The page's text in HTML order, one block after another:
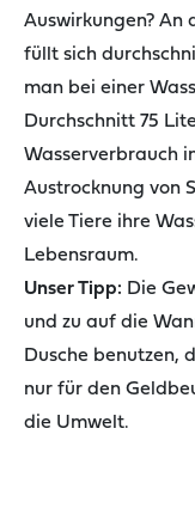
Auswirkungen? An
füllt sich
man bei einer
Durchschnitt 75
Wasserverbrauch
Austrocknung von
viele Tiere ihre
Lebensraum.
Unser Tipp: Die
und zu auf die
Dusche benutzen,
nur für den
die Umwelt.